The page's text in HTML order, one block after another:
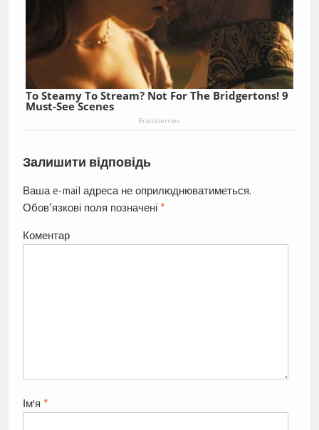
To Steamy To Stream? Not For The Bridgertons! 9
Must-See Scenes
Brainberries
Залишити відповідь
Ваша e-mail адреса не оприлюднюватиметься.
Обов’язкові поля позначені *
Коментар
Ім'я *